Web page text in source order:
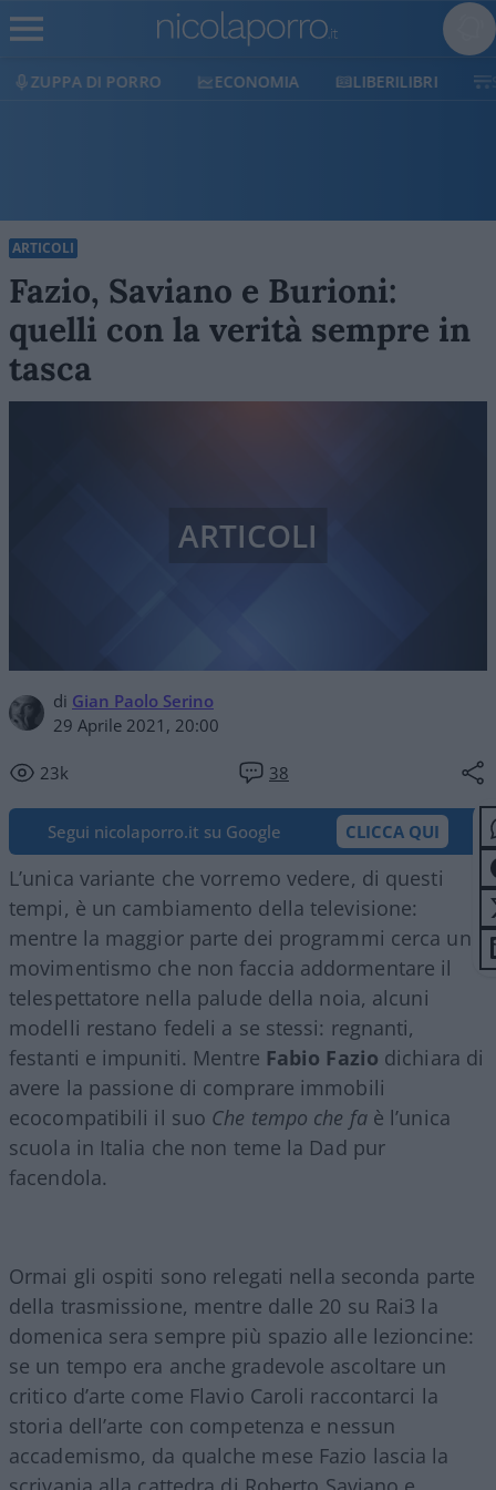
ECONOMIA LIBERILIBRI SHOP SOSTIENICI
ARTICOLI
Fazio, Saviano e Burioni:
quelli con la verità sempre in
tasca
di Gian Paolo Serino
29 Aprile 2021, 20:00
23k 38
ARTICOLI
Segui nicolaporro.it su Google CLICCA QUI
L’unica variante che vorremo vedere, di questi
tempi, è un cambiamento della televisione:
mentre la maggior parte dei programmi cerca un
movimentismo che non faccia addormentare il
telespettatore nella palude della noia, alcuni
modelli restano fedeli a se stessi: regnanti,
festanti e impuniti. Mentre Fabio Fazio dichiara di
avere la passione di comprare immobili
ecocompatibili il suo Che tempo che faè l’unica
scuola in Italia che non teme la Dad pur
facendola.
Ormai gli ospiti sono relegati nella seconda parte
della trasmissione, mentre dalle 20 su Rai3 la
domenica sera sempre più spazio alle lezioncine:
se un tempo era anche gradevole ascoltare un
critico d’arte come Flavio Caroli raccontarci la
storia dell’arte con competenza e nessun
accademismo, da qualche mese Fazio lascia la